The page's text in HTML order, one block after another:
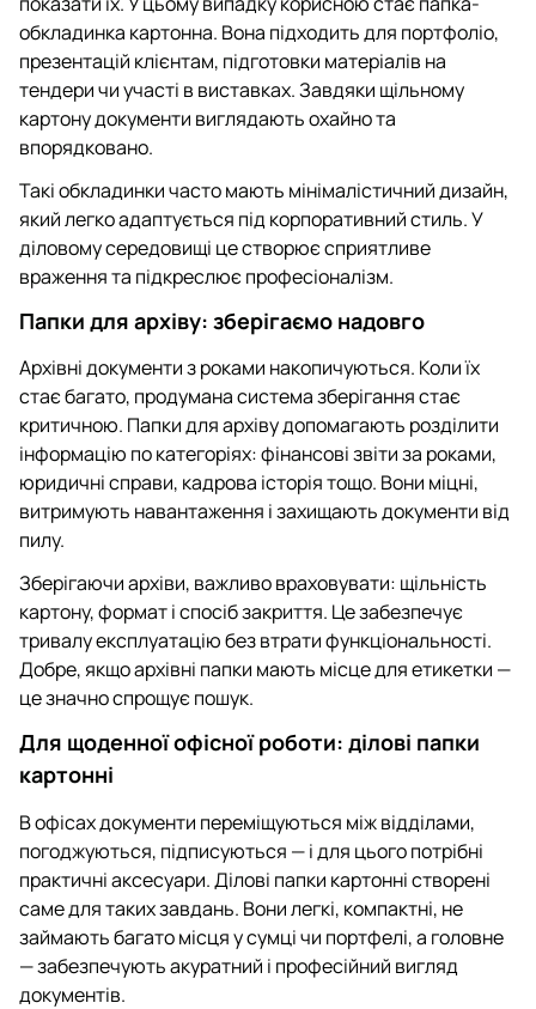
обкладинка картонна. Вона підходить для портфоліо,
презентацій клієнтам, підготовки матеріалів на
тендери чи участі в виставках. Завдяки щільному
картону документи виглядають охайно та
впорядковано.
Такі обкладинки часто мають мінімалістичний дизайн,
який легко адаптується під корпоративний стиль. У
діловому середовищі це створює сприятливе
враження та підкреслює професіоналізм.
Папки для архіву: зберігаємо надовго
Архівні документи з роками накопичуються. Коли їх
стає багато, продумана система зберігання стає
критичною. Папки для архіву допомагають розділити
інформацію по категоріях: фінансові звіти за роками,
юридичні справи, кадрова історія тощо. Вони міцні,
витримують навантаження і захищають документи від
пилу.
Зберігаючи архіви, важливо враховувати: щільність
картону, формат і спосіб закриття. Це забезпечує
тривалу експлуатацію без втрати функціональності.
Добре, якщо архівні папки мають місце для етикетки —
це значно спрощує пошук.
Для щоденної офісної роботи: ділові папки
картонні
В офісах документи переміщуються між відділами,
погоджуються, підписуються — і для цього потрібні
практичні аксесуари. Ділові папки картонні створені
саме для таких завдань. Вони легкі, компактні, не
займають багато місця у сумці чи портфелі, а головне
— забезпечують акуратний і професійний вигляд
документів.